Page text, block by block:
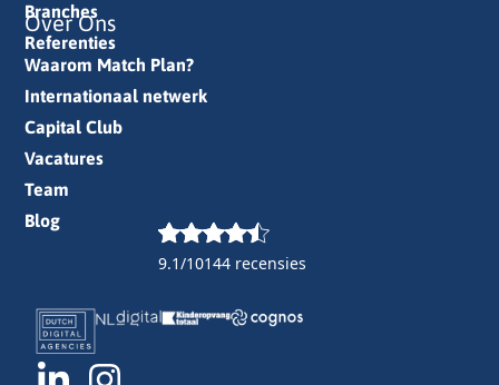
9.1/10144 recensies
Branches
Referenties
Over Ons
Waarom Match Plan?
Internationaal netwerk
Capital Club
Vacatures
Team
Blog